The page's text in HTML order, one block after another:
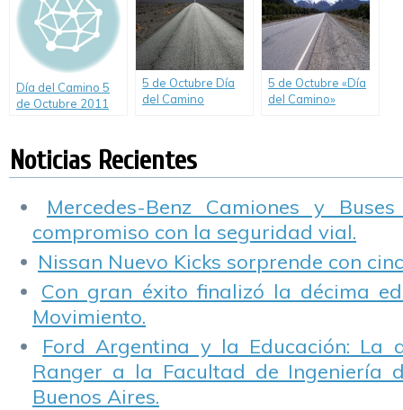
Día del Camino 5
de Octubre 2011
5 de Octubre Día
del Camino
5 de Octubre «Día
del Camino»
Noticias Recientes
Mercedes-Benz Camiones y
compromiso con la seguridad vial.
Nissan Nuevo Kicks sorprende con
Con gran éxito finalizó la décima
Movimiento.
Ford Argentina y la Educación: La
Ranger a la Facultad de Ingeniería
Buenos Aires.